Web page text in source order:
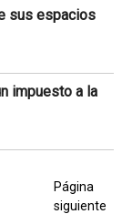
sus espacios
impuesto a la
Página
siguiente